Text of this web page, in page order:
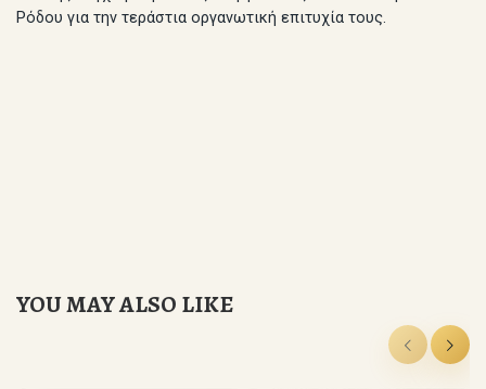
Ρόδου για την τεράστια οργανωτική επιτυχία τους.
YOU MAY ALSO LIKE